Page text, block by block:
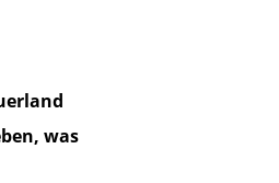
was